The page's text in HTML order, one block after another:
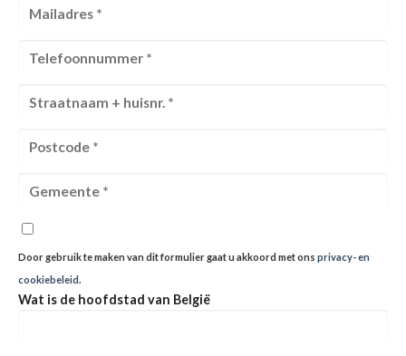
Door gebruik te maken van dit formulier gaat u akkoord met ons privacy- en
cookiebeleid.
Wat is de hoofdstad van België